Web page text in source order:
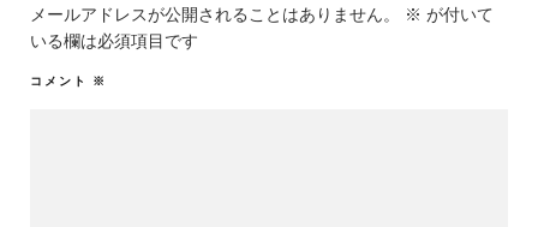
メールアドレスが公開されることはありません。 ※ が付いて
いる欄は必須項目です
コメント ※